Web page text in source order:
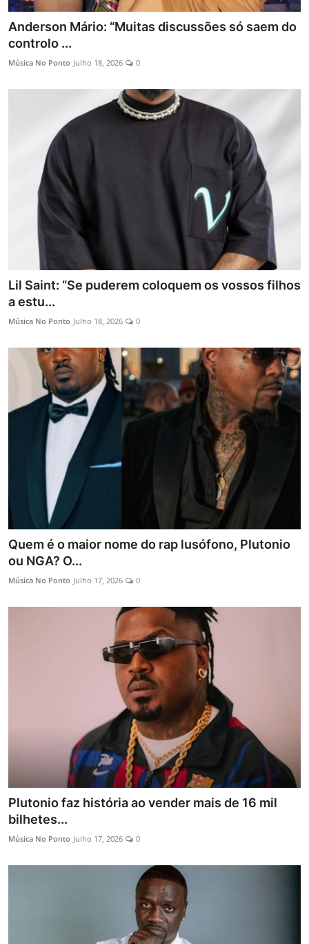
Anderson Mário: “Muitas discussões só saem do
controlo ...
Música No Ponto Julho 18, 2026 0
Lil Saint: “Se puderem coloquem os vossos filhos
a estu...
Música No Ponto Julho 18, 2026 0
Quem é o maior nome do rap lusófono, Plutonio
ou NGA? O...
Música No Ponto Julho 17, 2026 0
Plutonio faz história ao vender mais de 16 mil
bilhetes...
Música No Ponto Julho 17, 2026 0